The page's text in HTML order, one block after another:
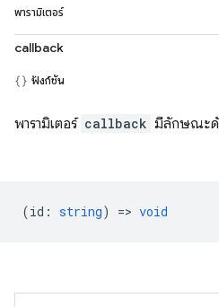
พารามิเตอร์
callback
ฟังก์ชัน
พารามิเตอร์ callback มีลักษณะ
(id : string) => void